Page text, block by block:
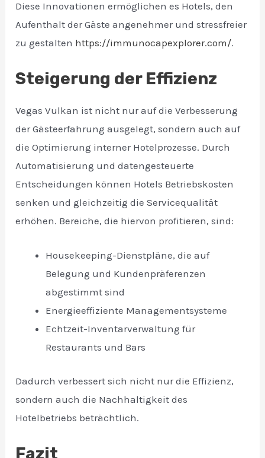
Diese Innovationen ermöglichen es Hotels, den
Aufenthalt der Gäste angenehmer und stressfreier
zu gestalten https://immunocapexplorer.com/.
Steigerung der Effizienz
Vegas Vulkan ist nicht nur auf die Verbesserung
der Gästeerfahrung ausgelegt, sondern auch auf
die Optimierung interner Hotelprozesse. Durch
Automatisierung und datengesteuerte
Entscheidungen können Hotels Betriebskosten
senken und gleichzeitig die Servicequalität
erhöhen. Bereiche, die hiervon profitieren, sind:
Housekeeping-Dienstpläne, die auf
Belegung und Kundenpräferenzen
abgestimmt sind
Energieeffiziente Managementsysteme
Echtzeit-Inventarverwaltung für
Restaurants und Bars
Dadurch verbessert sich nicht nur die Effizienz,
sondern auch die Nachhaltigkeit des
Hotelbetriebs beträchtlich.
Fazit